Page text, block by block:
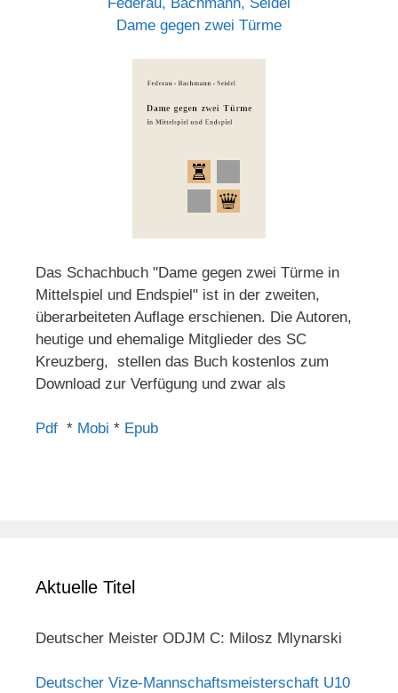
Dame gegen zwei Türme
Das Schachbuch "Dame gegen zwei Türme in
Mittelspiel und Endspiel" ist in der zweiten,
überarbeiteten Auflage erschienen. Die Autoren,
heutige und ehemalige Mitglieder des SC
Kreuzberg, stellen das Buch kostenlos zum
Download zur Verfügung und zwar als
Pdf * Mobi * Epub
Aktuelle Titel
Deutscher Meister ODJM C: Milosz Mlynarski
Deutscher Vize-Mannschaftsmeisterschaft U10